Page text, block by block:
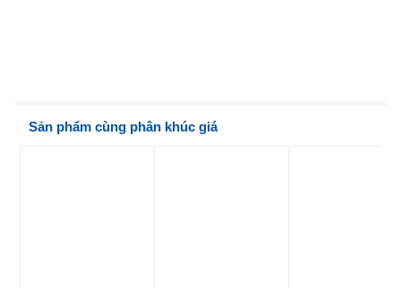
Sản phẩm cùng phân khúc giá